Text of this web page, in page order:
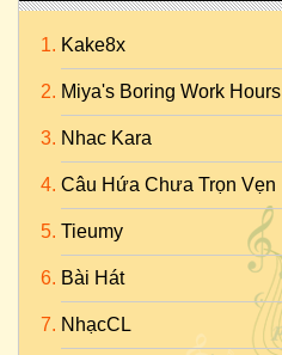
Kake8x
Miya's Boring Work Hours
Nhac Kara
Câu Hứa Chưa Trọn Vẹn
Tieumy
Bài Hát
NhạcCL